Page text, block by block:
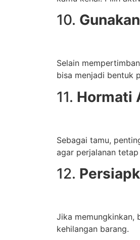
10.
Selain
bisa menjadi bentuk
11. Hormati
Sebagai tamu,
agar perjalanan
12.
Jika memungkinkan,
kehilangan barang.